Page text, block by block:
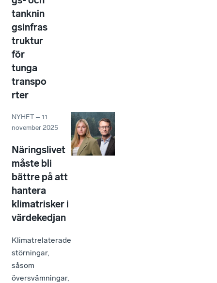
tanknin
gsinfras
truktur
för
tunga
transpo
rter
NYHET –11
november 2025
Näringslivet
måste bli
bättre på att
hantera
klimatrisker i
värdekedjan
Klimatrelaterade
störningar,
såsom
översvämningar,